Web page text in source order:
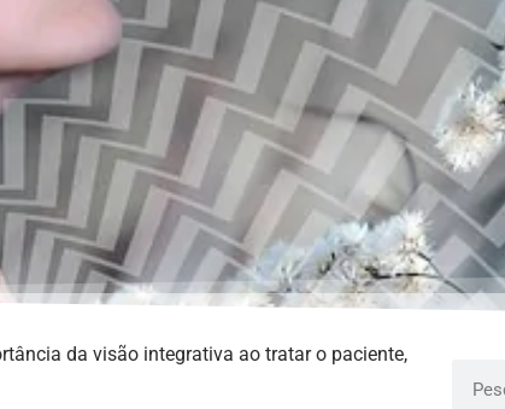
da visão integrativa ao tratar o paciente,